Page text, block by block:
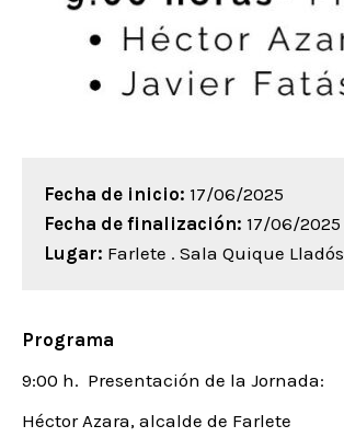
Fecha de inicio: 17/06/2025
Fecha de finalización: 17/06/2025
Lugar: Farlete . Sala Quique Lladós
Programa
9:00 h. Presentación de la Jornada:
Héctor Azara, alcalde de Farlete